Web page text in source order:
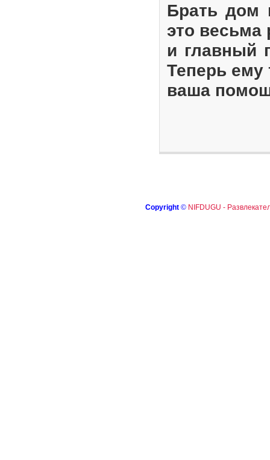
Брать дом
это весьма
и главный
Теперь ему
ваша
Copyright © NIFDUGU -